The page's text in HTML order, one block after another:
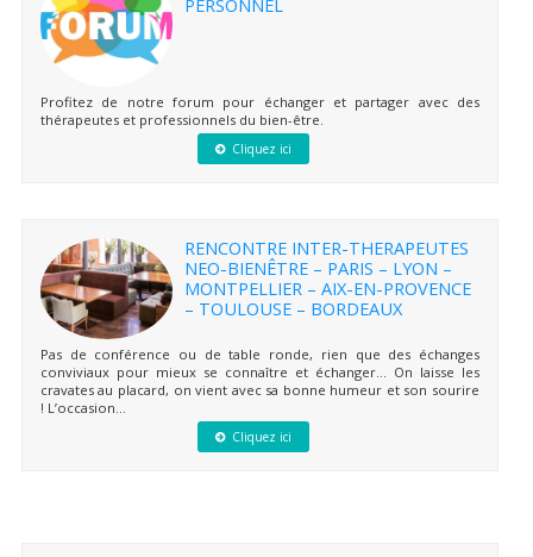
PERSONNEL
Profitez de notre forum pour échanger et partager avec des
thérapeutes et professionnels du bien-être.
Cliquez ici
RENCONTRE INTER-THERAPEUTES
NEO-BIENÊTRE – PARIS – LYON –
MONTPELLIER – AIX-EN-PROVENCE
– TOULOUSE – BORDEAUX
Pas de conférence ou de table ronde, rien que des échanges
conviviaux pour mieux se connaître et échanger… On laisse les
cravates au placard, on vient avec sa bonne humeur et son sourire
! L’occasion...
Cliquez ici